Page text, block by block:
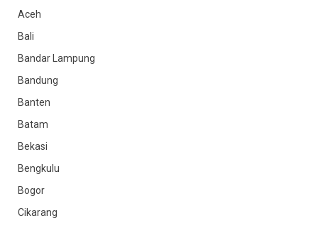
Aceh
Bali
Bandar Lampung
Bandung
Banten
Batam
Bekasi
Bengkulu
Bogor
Cikarang